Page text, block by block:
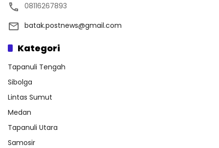
08116267893
batak.postnews@gmail.com
Kategori
Tapanuli Tengah
Sibolga
Lintas Sumut
Medan
Tapanuli Utara
Samosir